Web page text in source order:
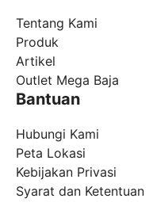
Tentang Kami
Produk
Artikel
Outlet Mega Baja
Bantuan
Hubungi Kami
Peta Lokasi
Kebijakan Privasi
Syarat dan Ketentuan